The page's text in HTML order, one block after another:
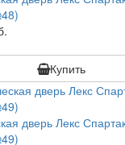
Купить
дверь Лекс